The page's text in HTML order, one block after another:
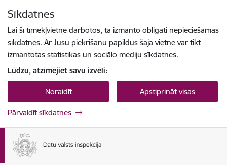
Sīkdatnes
Lai šī tīmekļvietne darbotos, tā izmanto obligāti nepieciešamās
sīkdatnes. Ar Jūsu piekrišanu papildus šajā vietnē var tikt
izmantotas statistikas un sociālo mediju sīkdatnes.
Lūdzu, atzīmējiet savu izvēli:
Noraidīt Apstiprināt visas
Pārvaldīt sīkdatnes